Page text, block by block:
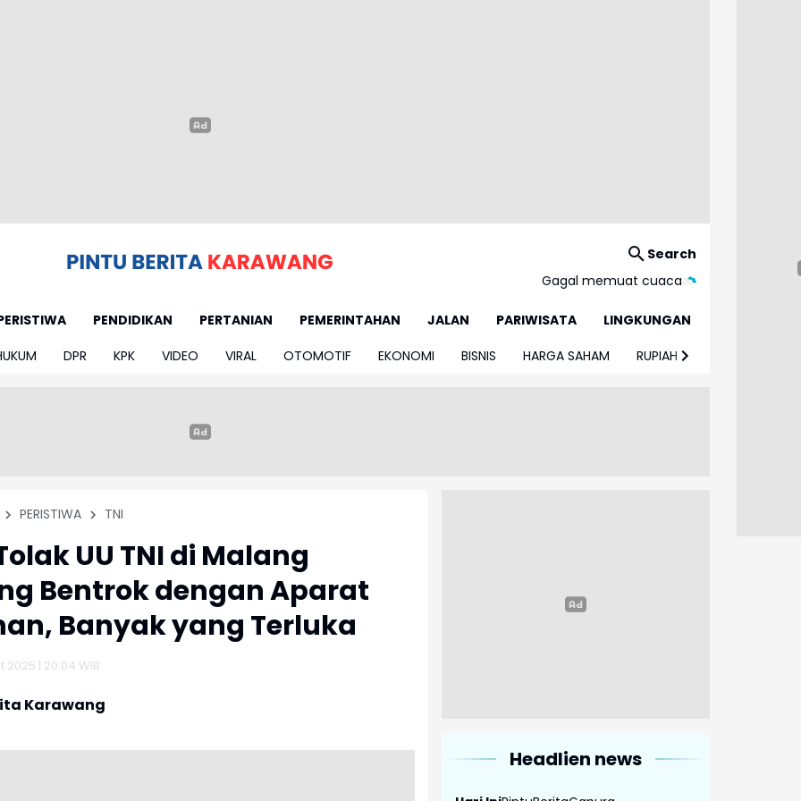
Search
Gagal memuat cuaca
PENDIDIKAN PERTANIAN PEMERINTAHAN JALAN PARIWISATA
LINGKUNGAN
DPR KPK VIDEO VIRAL OTOMOTIF EKONOMI BISNIS HARGA SAHAM RUPIAH
PERISTIWA TNI
UU TNI di Malang
Bentrok dengan Aparat
Banyak yang Terluka
| 20:04 WIB
Karawang
Headlien news